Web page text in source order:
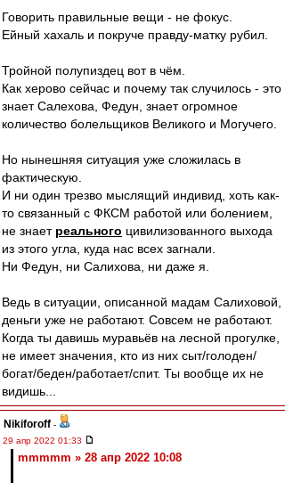
Говорить правильные вещи - не фокус.
Ейный хахаль и покруче правду-матку рубил.
Тройной полупиздец вот в чём.
Как херово сейчас и почему так случилось - это
знает Салехова, Федун, знает огромное
количество болельщиков Великого и Могучего.
Но нынешняя ситуация уже сложилась в
фактическую.
И ни один трезво мыслящий индивид, хоть как-
то связанный с ФКСМ работой или болением,
не знает реального цивилизованного выхода
из этого угла, куда нас всех загнали.
Ни Федун, ни Салихова, ни даже я.
Ведь в ситуации, описанной мадам Салиховой,
деньги уже не работают. Совсем не работают.
Когда ты давишь муравьёв на лесной прогулке,
не имеет значения, кто из них сыт/голоден/
богат/беден/работает/спит. Ты вообще их не
видишь...
Nikiforoff -
29 апр 2022 01:33
mmmmm » 28 апр 2022 10:08